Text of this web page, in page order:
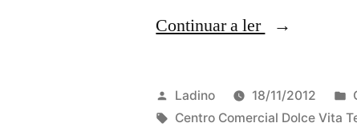
Continuar a ler
“Novas
no
Dolce
Publicado
por
Ladino 18/11/2012
Etiquetas:
Centro Comercial Dolce Vita